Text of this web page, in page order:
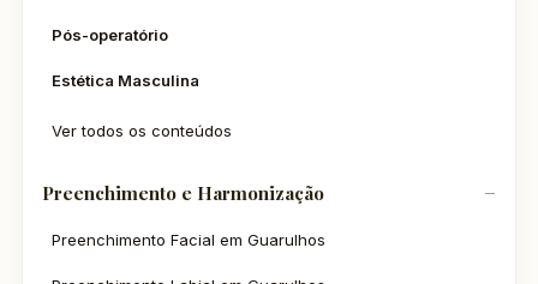
Pós-operatório
Estética Masculina
Ver todos os conteúdos
Preenchimento e Harmonização
Preenchimento Facial em Guarulhos